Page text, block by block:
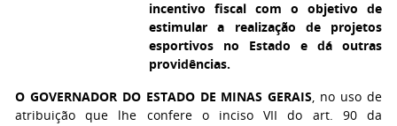
incentivo fiscal com o objetivo de
estimular a realização de projetos
esportivos no Estado e dá outras
providências.
O GOVERNADOR DO ESTADO DE MINAS GERAIS, no uso de
atribuição que lhe confere o inciso VII do art. 90 da